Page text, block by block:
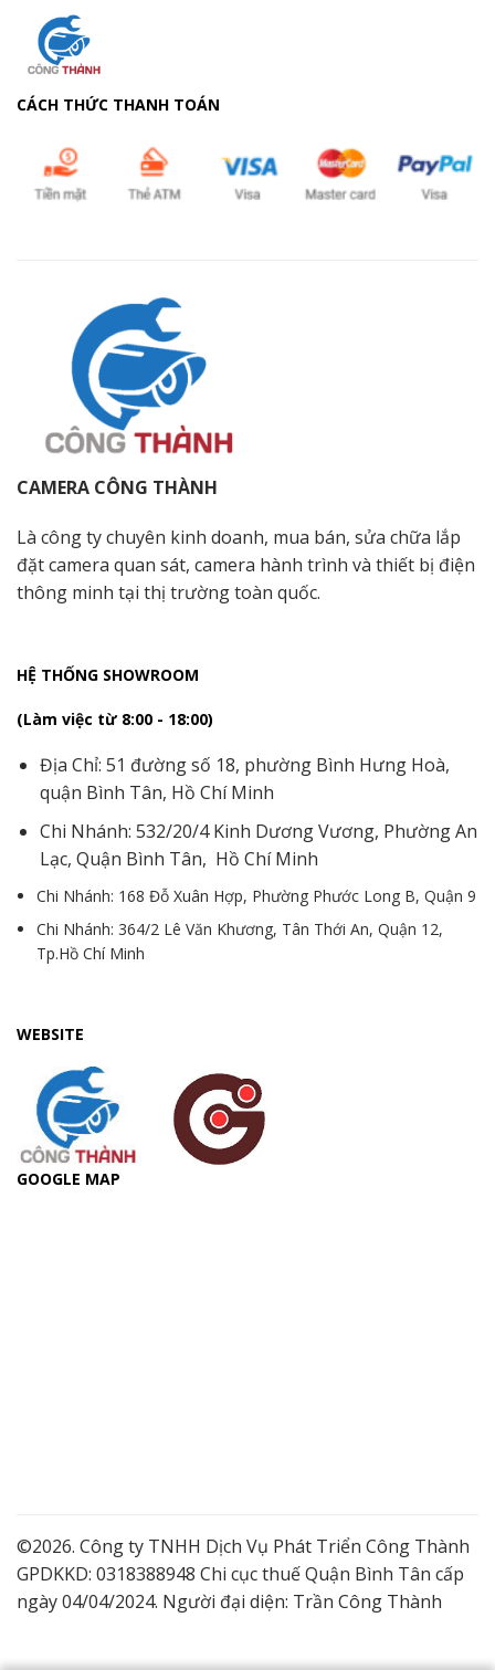
CÁCH THỨC THANH TOÁN
CAMERA CÔNG THÀNH
Là công ty chuyên kinh doanh, mua bán, sửa chữa lắp
đặt camera quan sát, camera hành trình và thiết bị điện
thông minh tại thị trường toàn quốc.
HỆ THỐNG SHOWROOM
(Làm việc từ 8:00 - 18:00)
Địa Chỉ: 51 đường số 18, phường Bình Hưng Hoà,
quận Bình Tân, Hồ Chí Minh
Chi Nhánh: 532/20/4 Kinh Dương Vương, Phường An
Lạc, Quận Bình Tân, Hồ Chí Minh
Chi Nhánh: 168 Đỗ Xuân Hợp, Phường Phước Long B, Quận 9
Chi Nhánh: 364/2 Lê Văn Khương, Tân Thới An, Quận 12,
Tp.Hồ Chí Minh
WEBSITE
GOOGLE MAP
©2026. Công ty TNHH Dịch Vụ Phát Triển Công Thành
GPDKKD: 0318388948 Chi cục thuế Quận Bình Tân cấp
ngày 04/04/2024. Người đại diện: Trần Công Thành